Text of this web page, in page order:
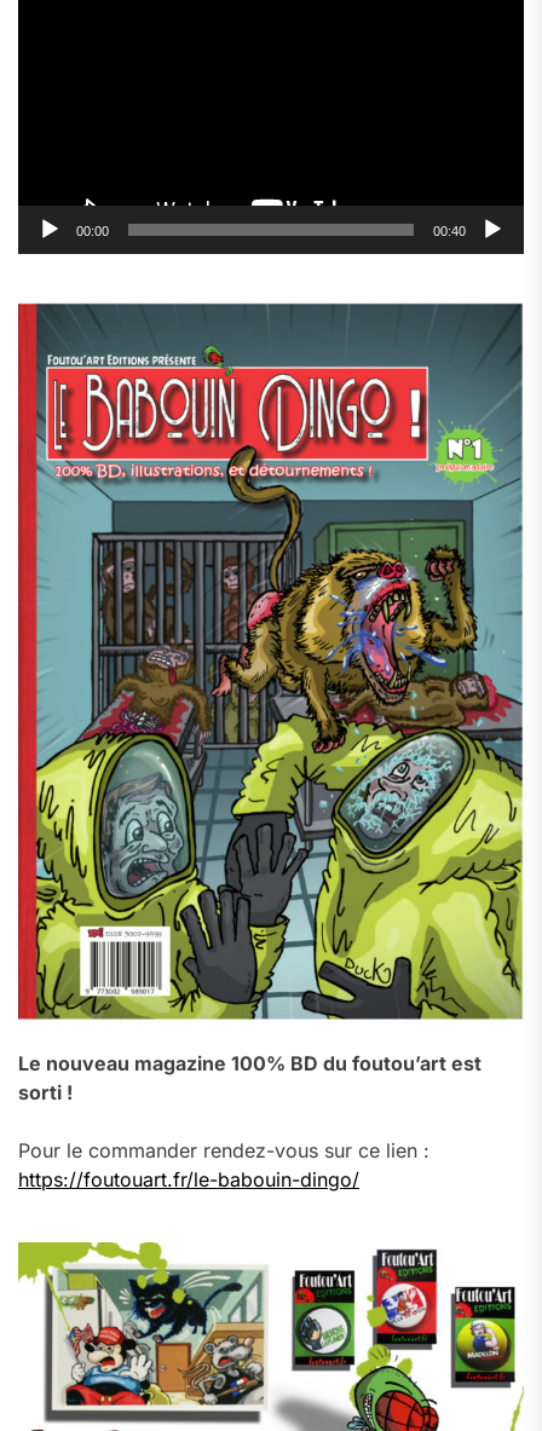
00:00 00:40
Le nouveau magazine 100% BD du foutou’art est
sorti !
Pour le commander rendez-vous sur ce lien :
https://foutouart.fr/le-babouin-dingo/